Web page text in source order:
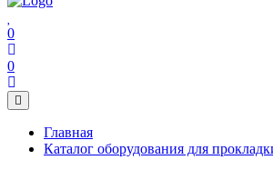
0
0
Главная
Каталог оборудования для